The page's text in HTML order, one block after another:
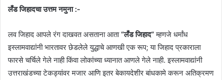
लँड जिहादचा उत्तम नमुना :-
लव जिहाद आपले रंग दाखवत असताना आता“लँड जिहाद”म्हणजे धर्मांध
इस्लामवाद्यांनी भारतावर छेडलेले युद्धाचे आणखी एक रूप; या जिहाद प्रकाराला
फारसे चर्चिले गेले नाही किंवा लोकांच्या ध्यानात आणले गेले नाही. इस्लामवाद्यांनी
उत्तराखंडच्या टेकड्यांवर मजार आणि इतर बेकायदेशीर बांधकामे करून अतिक्रमण